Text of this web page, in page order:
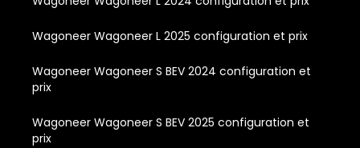
Wagoneer Wagoneer L 2025 configuration et prix
Wagoneer Wagoneer S BEV 2024 configuration et
prix
Wagoneer Wagoneer S BEV 2025 configuration et
prix